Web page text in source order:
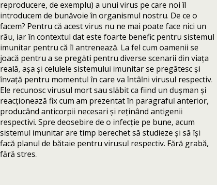
reproducere, de exemplu) a unui virus pe care noi îl
introducem de bunăvoie în organismul nostru. De ce o
facem? Pentru că acest virus nu ne mai poate face nici un
rău, iar în contextul dat este foarte benefic pentru sistemul
imunitar pentru că îl antrenează. La fel cum oamenii se
joacă pentru a se pregăti pentru diverse scenarii din viața
reală, așa și celulele sistemului imunitar se pregătesc și
învață pentru momentul în care va întâlni virusul respectiv.
Ele recunosc virusul mort sau slăbit ca fiind un dușman și
reacționează fix cum am prezentat în paragraful anterior,
producând anticorpii necesari și reținând antigenii
respectivi. Spre deosebire de o infecție pe bune, acum
sistemul imunitar are timp berechet să studieze și să își
facă planul de bătaie pentru virusul respectiv. Fără grabă,
fără stres.